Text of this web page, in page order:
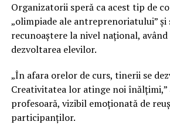
Organizatorii speră ca acest tip de
„olimpiade ale antreprenoriatului” și
recunoaștere la nivel național,
dezvoltarea elevilor.
„În afara orelor de curs, tinerii se
Creativitatea lor atinge noi înălțimi,”
profesoară, vizibil emoționată de
participanților.